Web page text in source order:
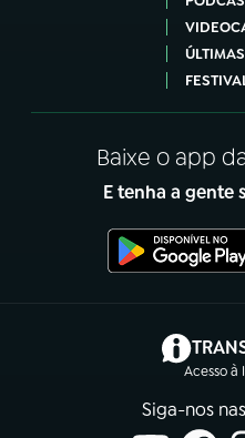
ÚLTIMAS
Baixe o app
E tenha a gente
Acesso à
Siga-nos